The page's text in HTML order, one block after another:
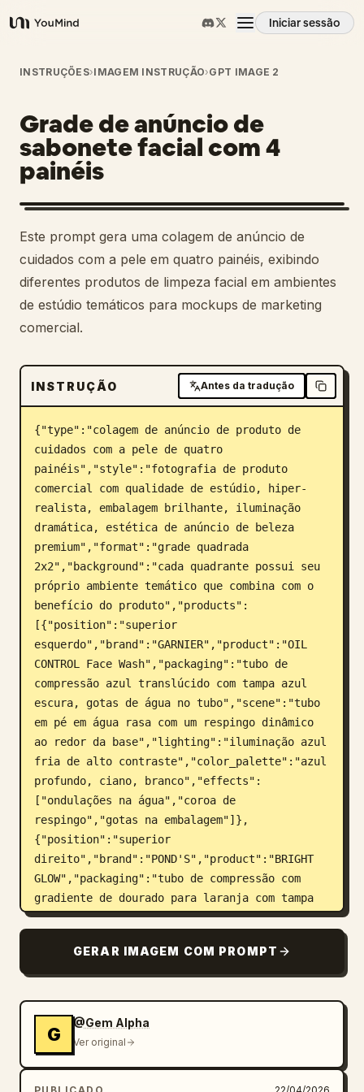
YouMind
Iniciar sessão
Visão geral
Casos de uso
Habilidades
Prompts
Preços
Transferir
Blogue
Atualizações
INSTRUÇÕES›IMAGEM INSTRUÇÃO›GPT IMAGE 2
Grade de anúncio de
sabonete facial com 4
painéis
Este prompt gera uma colagem de anúncio de
cuidados com a pele em quatro painéis, exibindo
diferentes produtos de limpeza facial em ambientes
de estúdio temáticos para mockups de marketing
comercial.
INSTRUÇÃO Antes da tradução
{"type":"colagem de anúncio de produto de
cuidados com a pele de quatro
painéis","style":"fotografia de produto
comercial com qualidade de estúdio, hiper-
realista, embalagem brilhante, iluminação
dramática, estética de anúncio de beleza
premium","format":"grade quadrada
2x2","background":"cada quadrante possui seu
próprio ambiente temático que combina com o
benefício do produto","products":
[{"position":"superior
esquerdo","brand":"GARNIER","product":"OIL
CONTROL Face Wash","packaging":"tubo de
compressão azul translúcido com tampa azul
escura, gotas de água no tubo","scene":"tubo
em pé em água rasa com um respingo dinâmico
ao redor da base","lighting":"iluminação azul
fria de alto contraste","color_palette":"azul
profundo, ciano, branco","effects":
["ondulações na água","coroa de
respingo","gotas na embalagem"]},
{"position":"superior
direito","brand":"POND'S","product":"BRIGHT
GLOW","packaging":"tubo de compressão com
gradiente de dourado para laranja com tampa
branca, textura sutilmente
dourado reflexivo com ondulações
circulares","lighting":"luz de fundo dourada
suaves","color_palette":"dourado, âmbar,
laranja, creme","effects":["reflexos
dourados","brilho","anéis de ondulação
líquida"]},{"position":"inferior
GERAR IMAGEM COM PROMPT
G
@Gem Alpha
Ver original